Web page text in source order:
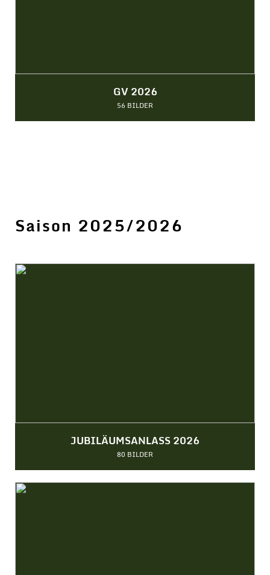
GV 2026
56 BILDER
Saison 2025/2026
JUBILÄUMSANLASS 2026
80 BILDER